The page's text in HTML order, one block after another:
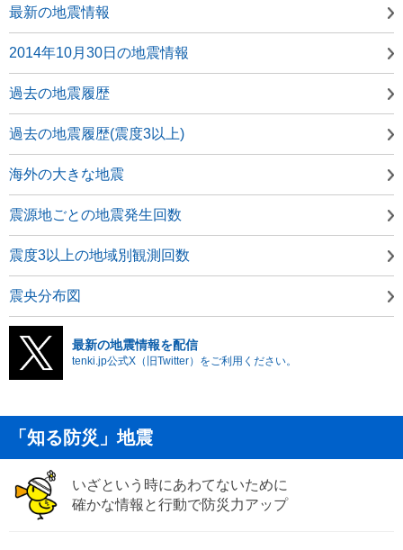
最新の地震情報
2014年10月30日の地震情報
過去の地震履歴
過去の地震履歴(震度3以上)
海外の大きな地震
震源地ごとの地震発生回数
震度3以上の地域別観測回数
震央分布図
最新の地震情報を配信
tenki.jp公式X（旧Twitter）をご利用ください。
「知る防災」地震
いざという時にあわてないために
確かな情報と行動で防災力アップ